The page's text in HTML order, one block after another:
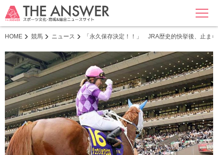
MENU
HOME 競馬 ニュース 「永久保存決定！！」 JRA歴史的快挙後、止ま